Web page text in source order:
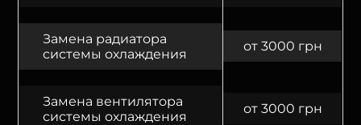
Замена радиатора
системы охлаждения
от 3000 грн
Замена вентилятора
системы охлаждения
от 3000 грн